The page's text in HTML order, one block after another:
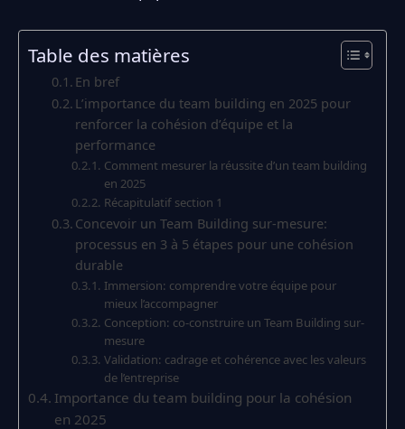
Table des matières
En bref
L’importance du team building en 2025 pour
renforcer la cohésion d’équipe et la
performance
Comment mesurer la réussite d’un team building
en 2025
Récapitulatif section 1
Concevoir un Team Building sur-mesure:
processus en 3 à 5 étapes pour une cohésion
durable
Immersion: comprendre votre équipe pour
mieux l’accompagner
Conception: co-construire un Team Building sur-
mesure
Validation: cadrage et cohérence avec les valeurs
de l’entreprise
Importance du team building pour la cohésion
en 2025